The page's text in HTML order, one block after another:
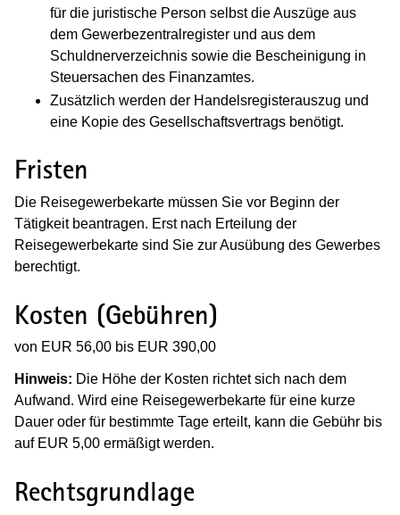
für die juristische Person selbst die Auszüge aus
dem Gewerbezentralregister und aus dem
Schuldnerverzeichnis sowie die Bescheinigung in
Steuersachen des Finanzamtes.
Zusätzlich werden der Handelsregisterauszug und
eine Kopie des Gesellschaftsvertrags benötigt.
Fristen
Die Reisegewerbekarte müssen Sie vor Beginn der
Tätigkeit beantragen. Erst nach Erteilung der
Reisegewerbekarte sind Sie zur Ausübung des Gewerbes
berechtigt.
Kosten (Gebühren)
von EUR 56,00 bis EUR 390,00
Hinweis: Die Höhe der Kosten richtet sich nach dem
Aufwand. Wird eine Reisegewerbekarte für eine kurze
Dauer oder für bestimmte Tage erteilt, kann die Gebühr bis
auf EUR 5,00 ermäßigt werden.
Rechtsgrundlage